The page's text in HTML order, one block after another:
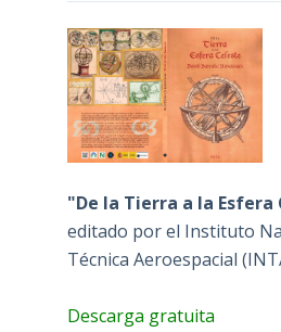
"De la Tierra a la Esfera
editado por el Instituto
Técnica Aeroespacial
Descarga gratuita